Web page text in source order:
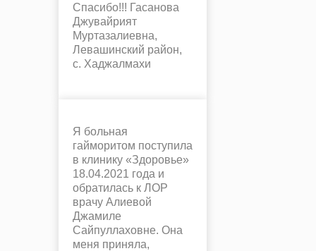
Спасибо!!! Гасанова
Джувайрият
Муртазалиевна,
Левашинский район,
с. Хаджалмахи
Я больная
гайморитом поступила
в клинику «Здоровье»
18.04.2021 года и
обратилась к ЛОР
врачу Алиевой
Джамиле
Сайпуллаховне. Она
меня приняла,